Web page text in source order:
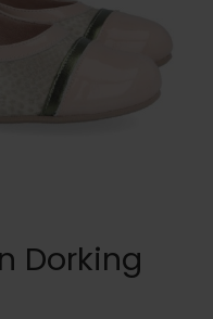
Dorking